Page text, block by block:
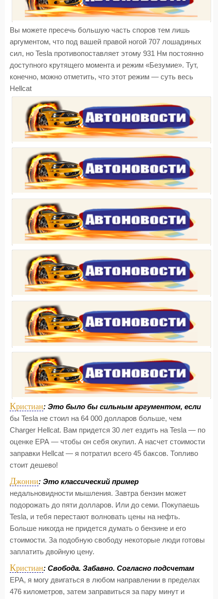
Вы можете пресечь большую часть споров тем лишь
аргументом, что под вашей правой ногой 707 лошадиных
сил, но Tesla противопоставляет этому 931 Нм постоянно
доступного крутящего момента и режим «Безумие». Тут,
конечно, можно отметить, что этот режим — суть весь
Hellcat
Кристиан: Это было бы сильным аргументом, если
бы Tesla не стоил на 64 000 долларов больше, чем
Charger Hellcat. Вам придется 30 лет ездить на Tesla — по
оценке ЕРА — чтобы он себя окупил. А насчет стоимости
заправки Hellcat — я потратил всего 45 баксов. Топливо
стоит дешево!
Джонни: Это классический пример
недальновидности мышления. Завтра бензин может
подорожать до пяти долларов. Или до семи. Покупаешь
Tesla, и тебя перестают волновать цены на нефть.
Больше никогда не придется думать о бензине и его
стоимости. За подобную свободу некоторые люди готовы
заплатить двойную цену.
Кристиан: Свобода. Забавно. Согласно подсчетам
ЕРА, я могу двигаться в любом направлении в пределах
476 километров, затем заправиться за пару минут и